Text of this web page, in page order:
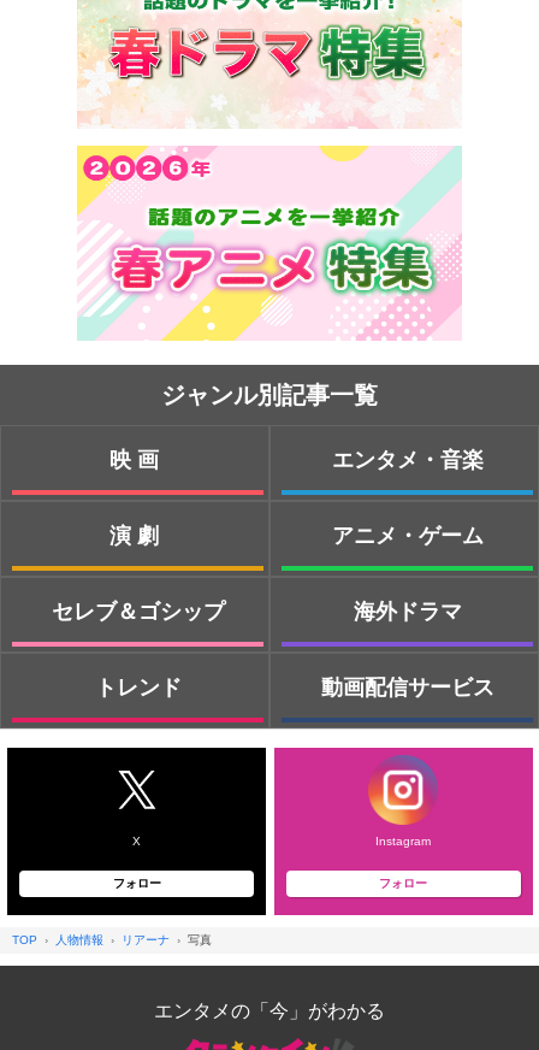
ジャンル別記事一覧
映画
演劇
セレブ＆ゴシップ
トレンド
エンタメ・音楽
アニメ・ゲーム
海外ドラマ
動画配信サービス
X
フォロー
Instagram
フォロー
TOP 人物情報 リアーナ 写真
エンタメの「今」がわかる